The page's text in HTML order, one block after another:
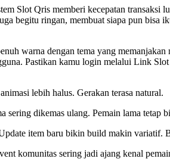
Slot Qris memberi kecepatan
begitu ringan, membuat siapa pun bisa
warna dengan tema yang
Pastikan kamu login melalui Link
lebih halus. Gerakan terasa natural.
sering dikemas ulang. Pemain lama tetap
item baru bikin build makin variatif.
komunitas sering jadi ajang kenal